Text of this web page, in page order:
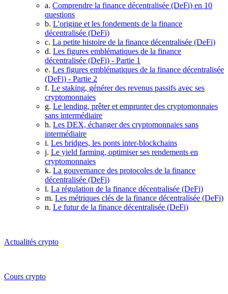
a. Comprendre la finance décentralisée (DeFi) en 10
questions
b. L'origine et les fondements de la finance
décentralisée (DeFi)
c. La petite histoire de la finance décentralisée (DeFi)
d. Les figures emblématiques de la finance
décentralisée (DeFi) - Partie 1
e. Les figures emblématiques de la finance décentralisée
(DeFi) - Partie 2
f. Le staking, générer des revenus passifs avec ses
cryptomonnaies
g. Le lending, prêter et emprunter des cryptomonnaies
sans intermédiaire
h. Les DEX, échanger des cryptomonnaies sans
intermédiaire
i. Les bridges, les ponts inter-blockchains
j. Le yield farming, optimiser ses rendements en
cryptomonnaies
k. La gouvernance des protocoles de la finance
décentralisée (DeFi)
l. La régulation de la finance décentralisée (DeFi)
m. Les métriques clés de la finance décentralisée (DeFi)
n. Le futur de la finance décentralisée (DeFi)
Actualités crypto
Cours crypto